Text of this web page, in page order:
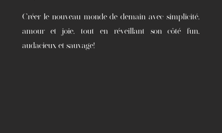
Créer le nouveau monde de demain avec simplicité,
amour et joie, tout en réveillant son côté fun,
audacieux et sauvage!